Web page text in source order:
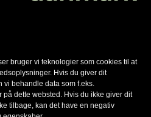
bruger vi teknologier som cookies til at
Hvis du giver dit
vi behandle data som f.eks.
dette websted. Hvis du ikke giver dit
tilbage, kan det have en negativ
en forskel